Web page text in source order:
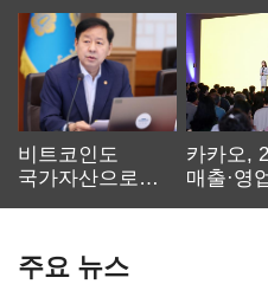
비트코인도
국가자산으로…'
카카오,
매출·영
주요 뉴스